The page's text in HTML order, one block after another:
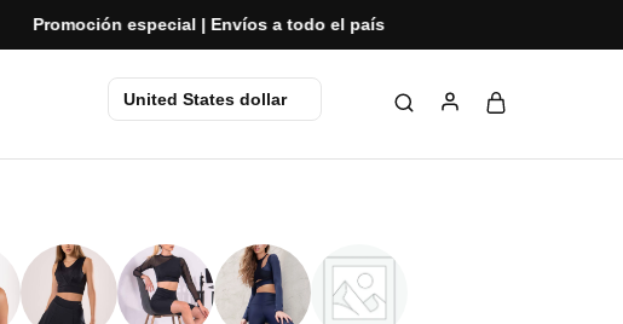
| Envíos a todo el país
United States dollar